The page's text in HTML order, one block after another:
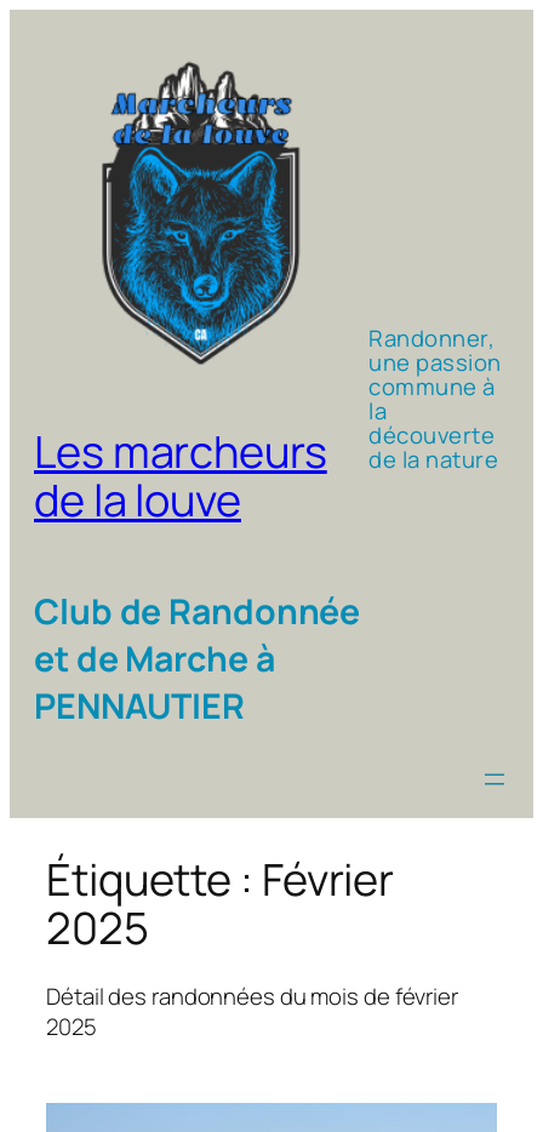
Les marcheurs
de la louve
Club de Randonnée
et de Marche à
PENNAUTIER
Randonner,
une passion
commune à
la
découverte
de la nature
Étiquette : Février
2025
Détail des randonnées du mois de février
2025